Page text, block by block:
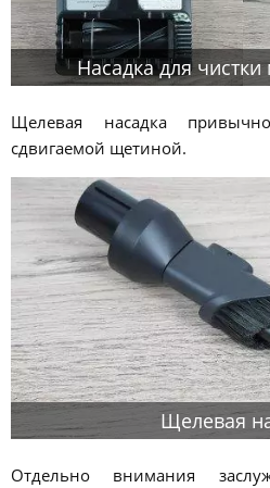
Насадка для
Щелевая насадка
сдвигаемой щетиной.
Щелевая
Отдельно внимания